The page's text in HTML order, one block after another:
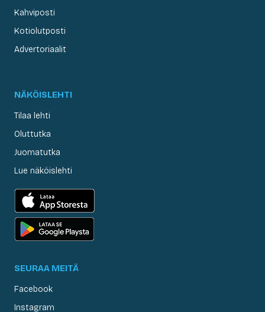
Kahviposti
Kotiolutposti
Advertoriaalit
NÄKÖISLEHTI
Tilaa lehti
Oluttutka
Juomatutka
Lue näköislehti
SEURAA MEITÄ
Facebook
Instagram